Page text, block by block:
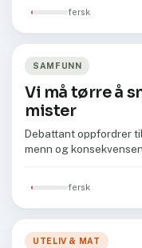
fersk
SAMFUNN
Vi må tørre å
mister
Debattant oppfordrer
menn og
fersk
UTELIV & MAT